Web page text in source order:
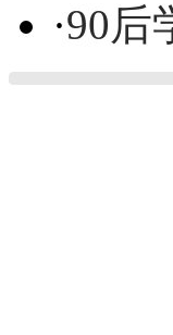
·90后